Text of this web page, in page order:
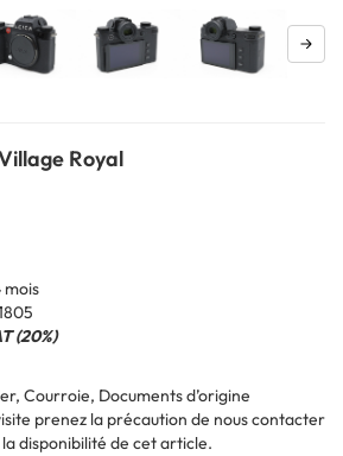
Royal
mois
(20%)
Courroie, Documents d’origine
prenez la précaution de nous contacter
disponibilité de cet article.